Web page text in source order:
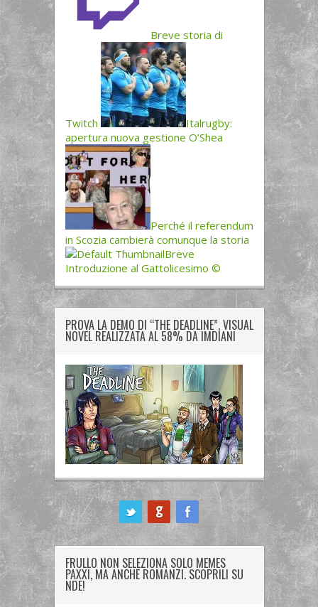
Breve storia di
Twitch
Italrugby:
apertura nuova gestione O’Shea
Perché il referendum
in Scozia cambierà comunque la storia
Breve
Introduzione al Gattolicesimo ©
PROVA LA DEMO DI “THE DEADLINE”, VISUAL
NOVEL REALIZZATA AL 58% DA IMDIANI
FRULLO NON SELEZIONA SOLO MEMES
PAXXI, MA ANCHE ROMANZI. SCOPRILI SU
NDE!